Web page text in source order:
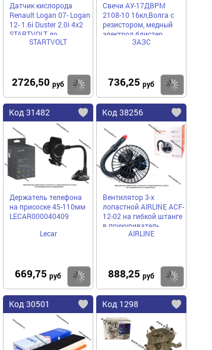
Датчик кислорода
Renault Logan 07- Logan
12- 1.6i Duster 2.0i 4х2
STARTVOLT до
катализатора VS-OS 0
STARTVOLT
2726,50 руб Купить
Свечи АУ-17ДВРМ
2108-10 16кл,Волга с
резистором, медный
электрод блистер
ЗАЗС
736,25 руб
Код 31482
Держатель телефона
на присоске 45-110мм
LECAR000040409
Lecar
669,75 руб Купить
Код 38256
Вентилятор 3-х
лопастной AIRLINE ACF-
12-02 на гибкой штанге
в прикуриватель
пластик 12,5 см 12В
AIRLINE
888,25 руб
Код 30501 Код 1298